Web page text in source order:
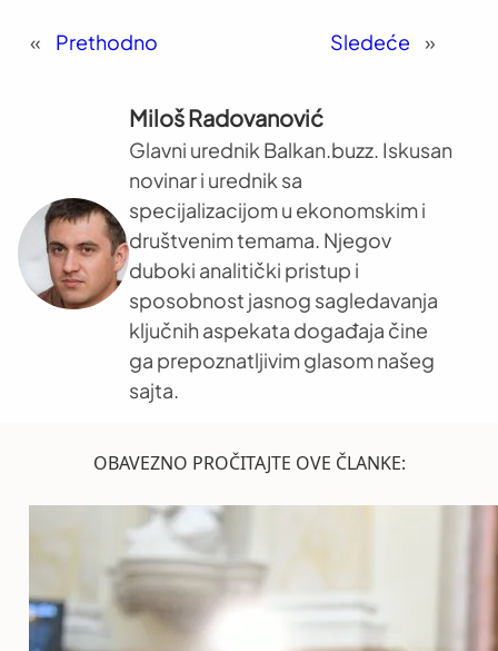
« Prethodno Sledeće »
Miloš Radovanović
Glavni urednik Balkan.buzz. Iskusan
novinar i urednik sa
specijalizacijom u ekonomskim i
društvenim temama. Njegov
duboki analitički pristup i
sposobnost jasnog sagledavanja
ključnih aspekata događaja čine
ga prepoznatljivim glasom našeg
sajta.
OBAVEZNO PROČITAJTE OVE ČLANKE: